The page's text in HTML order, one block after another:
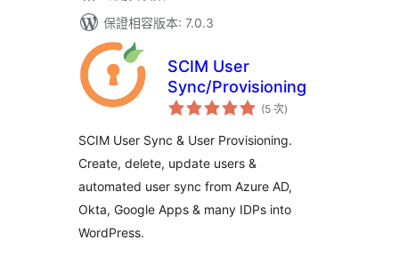
保證相容版本: 7.0.3
SCIM User
Sync/Provisioning
(5 次評
分
數
)
SCIM User Sync & User Provisioning.
Create, delete, update users &
automated user sync from Azure AD,
Okta, Google Apps & many IDPs into
WordPress.